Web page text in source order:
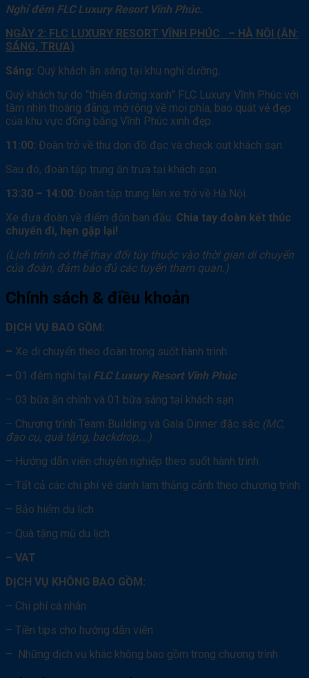
Nghỉ đêm FLC Luxury Resort Vĩnh Phúc.
NGÀY 2: FLC LUXURY RESORT VĨNH PHÚC – HÀ NỘI (ĂN:
SÁNG, TRƯA)
Sáng: Quý khách ăn sáng tại khu nghỉ dưỡng.
Quý khách tự do “thiên đường xanh” FLC Luxury Vĩnh Phúc với
tầm nhìn thoáng đãng, mở rộng về mọi phía, bao quát vẻ đẹp
của khu vực đồng bằng Vĩnh Phúc xinh đẹp.
11:00: Đoàn trở về thu dọn đồ đạc và check out khách sạn.
Sau đó, đoàn tập trung ăn trưa tại khách sạn.
13:30 – 14:00: Đoàn tập trung lên xe trở về Hà Nội.
Xe đưa đoàn về điểm đón ban đầu. Chia tay đoàn kết thúc
chuyến đi, hẹn gặp lại!
(Lịch trình có thể thay đổi tùy thuộc vào thời gian di chuyển
của đoàn, đảm bảo đủ các tuyến tham quan.)
Chính sách & điều khoản
DỊCH VỤ BAO GỒM:
– Xe di chuyển theo đoàn trong suốt hành trình.
– 01 đêm nghỉ tại FLC Luxury Resort Vĩnh Phúc
– 03 bữa ăn chính và 01 bữa sáng tại khách sạn
– Chương trình Team Building và Gala Dinner đặc sắc (MC,
đạo cụ, quà tặng, backdrop,…)
– Hướng dẫn viên chuyên nghiệp theo suốt hành trình
– Tất cả các chi phí vé danh lam thắng cảnh theo chương trình
– Bảo hiểm du lịch
– Quà tặng mũ du lịch
– VAT
DỊCH VỤ KHÔNG BAO GỒM:
– Chi phí cá nhân
– Tiền tips cho hướng dẫn viên
– Những dịch vụ khác không bao gồm trong chương trình